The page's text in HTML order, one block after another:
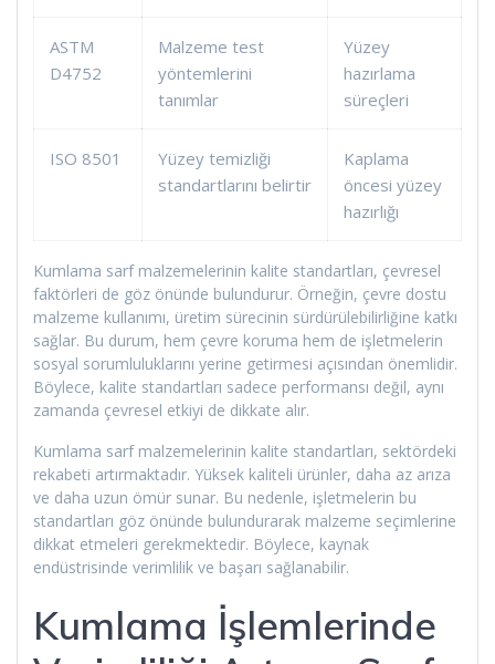
ASTM
D4752
Malzeme test
yöntemlerini
tanımlar
Yüzey
hazırlama
süreçleri
ISO 8501
Yüzey temizliği
standartlarını belirtir
Kaplama
öncesi yüzey
hazırlığı
Kumlama sarf malzemelerinin kalite standartları, çevresel
faktörleri de göz önünde bulundurur. Örneğin, çevre dostu
malzeme kullanımı, üretim sürecinin sürdürülebilirliğine katkı
sağlar. Bu durum, hem çevre koruma hem de işletmelerin
sosyal sorumluluklarını yerine getirmesi açısından önemlidir.
Böylece, kalite standartları sadece performansı değil, aynı
zamanda çevresel etkiyi de dikkate alır.
Kumlama sarf malzemelerinin kalite standartları, sektördeki
rekabeti artırmaktadır. Yüksek kaliteli ürünler, daha az arıza
ve daha uzun ömür sunar. Bu nedenle, işletmelerin bu
standartları göz önünde bulundurarak malzeme seçimlerine
dikkat etmeleri gerekmektedir. Böylece, kaynak
endüstrisinde verimlilik ve başarı sağlanabilir.
Kumlama İşlemlerinde